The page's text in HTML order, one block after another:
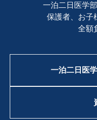
一泊二日医学
保護者、お子
全額
一泊二日医